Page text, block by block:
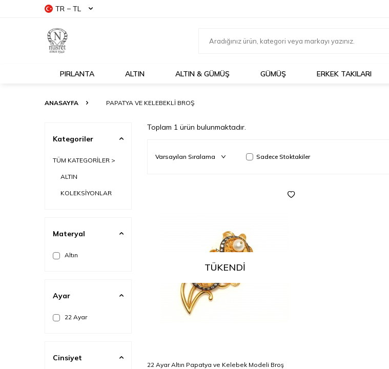
TR − TL
PIRLANTA ALTIN ALTIN & GÜMÜŞ GÜMÜŞ ERKEK TAKILARI
ANASAYFA PAPATYA VE KELEBEKLI BROŞ
Kategoriler
TÜM KATEGORİLER >
ALTIN
KOLEKSİYONLAR
Materyal
Altın
Ayar
22 Ayar
Cinsiyet
Toplam 1 ürün bulunmaktadır.
Sadece Stoktakiler
TÜKENDI
22 Ayar Altın Papatya ve Kelebek Modeli Broş